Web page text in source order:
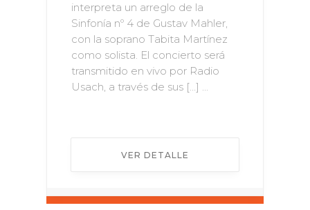
interpreta un arreglo de la
Sinfonía nº 4 de Gustav Mahler,
con la soprano Tabita Martínez
como solista. El concierto será
transmitido en vivo por Radio
Usach, a través de sus […] ...
VER DETALLE